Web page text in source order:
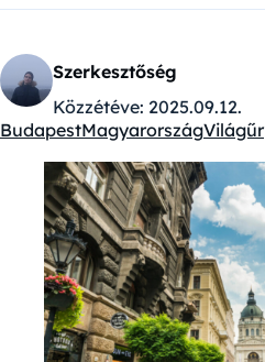
Szerkesztőség
Közzétéve: 2025.09.12.
Kategóriák:
BudapestMagyarországVilágűr